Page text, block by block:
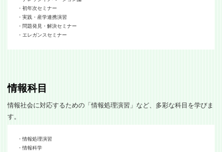
・初年次セミナー
・実践・産学連携演習
・問題発見・解決セミナー
・エレガンスセミナー
情報科目
情報社会に対応するための「情報処理演習」など、多彩な科目を学びま
す。
・情報処理演習
・情報科学